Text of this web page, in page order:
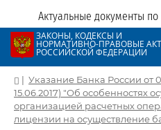
Актуальные документы
ЗАКОНЫ, КОДЕКСЫ И
НОРМАТИВНО-ПРАВОВЫЕ
РОССИЙСКОЙ ФЕДЕРАЦИИ
| Указание Банка России от
15.06.2017) "Об особенностях
организацией расчетных
лицензии на осуществление